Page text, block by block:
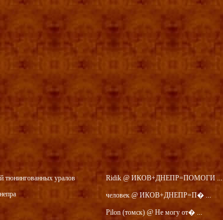
тюнингованных уралов
Ridik @ ИКОВ+ДНЕПР=ПОМОГИ ...
человек @ ИКОВ+ДНЕПР=П� ...
Pilon (томск) @ Не могу от� ...